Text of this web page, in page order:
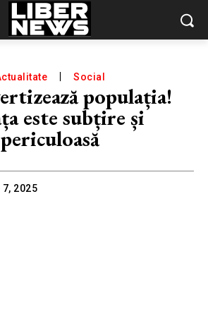
Social
populația!
este subțire și
periculoasă
2025